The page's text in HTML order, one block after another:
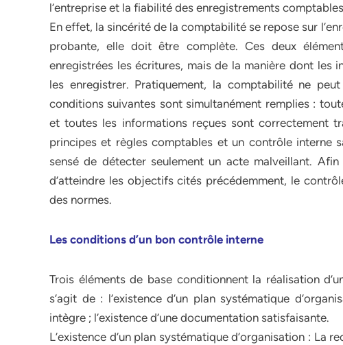
l’entreprise et la fiabilité des enregistrements
En effet, la sincérité de la comptabilité se repose sur
probante, elle doit être complète. Ces deux
enregistrées les écritures, mais de la manière dont les
les enregistrer. Pratiquement, la comptabilité ne
conditions suivantes sont simultanément remplies :
et toutes les informations reçues sont correctement
principes et règles comptables et un contrôle interne
sensé de détecter seulement un acte malveillant.
d’atteindre les objectifs cités précédemment, le
des normes.
Les conditions d’un bon contrôle interne
Trois éléments de base conditionnent la réalisation
s’agit de : l’existence d’un plan systématique
intègre ; l’existence d’une documentation satisfaisante.
L’existence d’un plan systématique d’organisation : La